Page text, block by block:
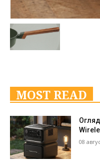
MOST READ
08